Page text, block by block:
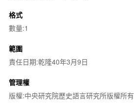
格式
數量:1
範圍
責任日期:乾隆40年3月9日
管理權
版權:中央研究院歷史語言研究所版權所有